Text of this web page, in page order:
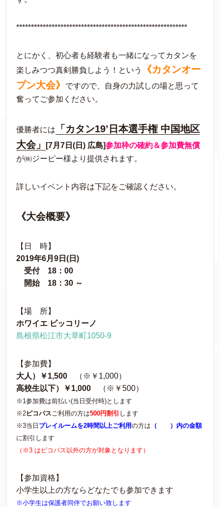
**********************************************************
とにかく、初心者も経験者も一緒になってカタンを
楽しみつつ真剣勝負しよう！という
《カタンオー
プン大会》
ですので、自身の力試しの場と思って
奮ってご参加ください。
優勝者には
「カタン19’日本選手権 中国地区
大会」
[7月7日(日) 広島]参加枠の確約＆参加費無償
が㈱ジーピー様より提供されます。
詳しいイベント内容は下記をご確認ください。
《大会概要》
【日 時】
2019年6月9日(日)
受付 18：00
開始 18：30 ～
【場 所】
ホワイエ ピッコリーノ
島根県松江市大草町1050-9
【参加費】
大人）￥1,500 （※￥1,000）
高校生以下）￥1,000 （※￥500）
※1参加費は前払い(当日受付時)とします
※2ピコパス ご利用の方は500円割引 します
※3当日 プレイルームを2時間以上ご利用の方は （ ）内の金額
に割引します
（※3 はピコパス以外の方が対象となります）
【参加資格】
小学生以上の方ならどなたでも参加できます
※小学生は保護者同伴でお願い致します